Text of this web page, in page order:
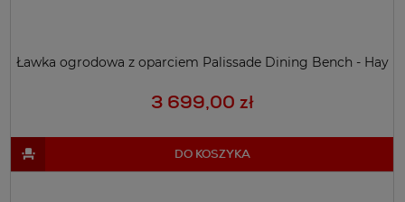
Ławka ogrodowa z oparciem Palissade Dining Bench - Hay
3 699,00 zł
DO KOSZYKA